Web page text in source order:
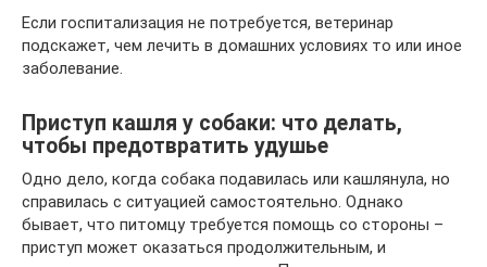
Если госпитализация не потребуется, ветеринар
подскажет, чем лечить в домашних условиях то или иное
заболевание.
Приступ кашля у собаки: что делать,
чтобы предотвратить удушье
Одно дело, когда собака подавилась или кашлянула, но
справилась с ситуацией самостоятельно. Однако
бывает, что питомцу требуется помощь со стороны –
приступ может оказаться продолжительным, и